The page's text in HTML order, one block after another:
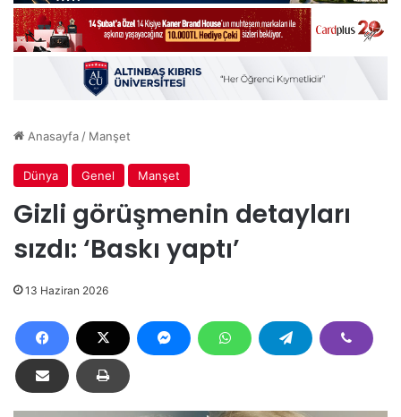
Anasayfa / Manşet
Dünya Genel Manşet
Gizli görüşmenin detayları
sızdı: ‘Baskı yaptı’
13 Haziran 2026